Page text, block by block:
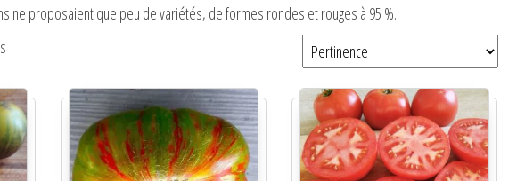
ne proposaient que peu de variétés, de formes rondes et rouges à 95 %.